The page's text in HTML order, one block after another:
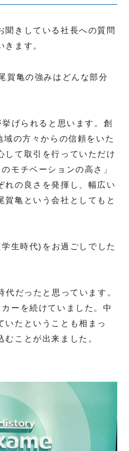
聞きしている社長への質問
ます。
賀亀の強みはどんな部分
げられると思います。創
の方々からの信頼をいた
して取引を行っていただけ
モチベーションの高さ」
れの良さを発揮し、幅広い
賀亀という会社としてもと
生時代)をお過ごしでした
だったと思っています。
ーを続けていました。中
いたということも相まっ
ことが出来ました。